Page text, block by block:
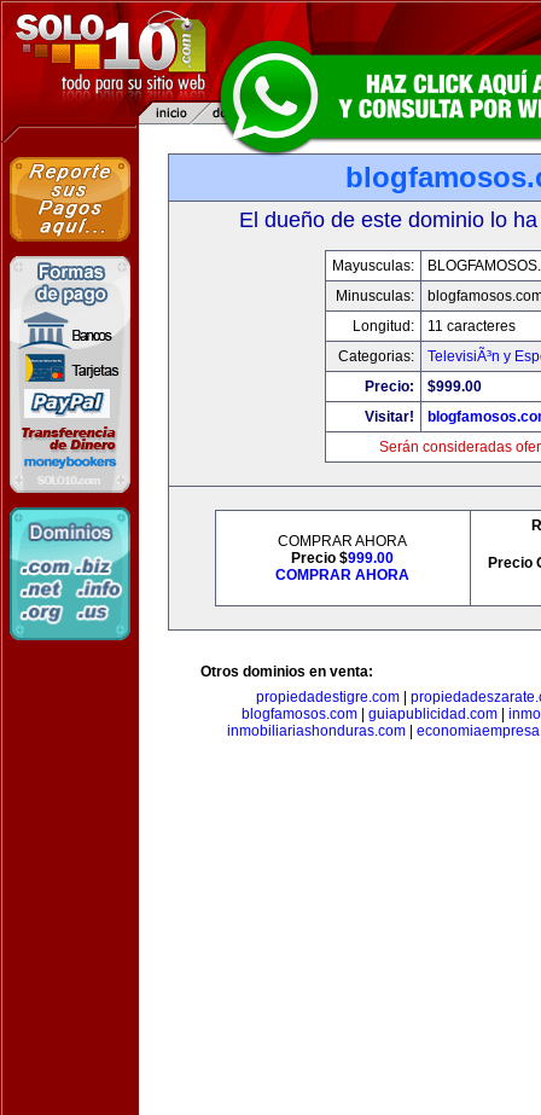
El dueño de este dominio lo
Mayusculas:
Minusculas:
Longitud:
11 caracteres
Categorias:
TelevisiÃ³n y
Precio:
$999.00
Visitar!
Serán consideradas
COMPRAR AHORA
Precio $999.00
COMPRAR AHORA
Precio
Otros dominios en venta:
propiedadestigre.com
blogfamosos.com
guiapublicidad.com
inmobiliariashonduras.com